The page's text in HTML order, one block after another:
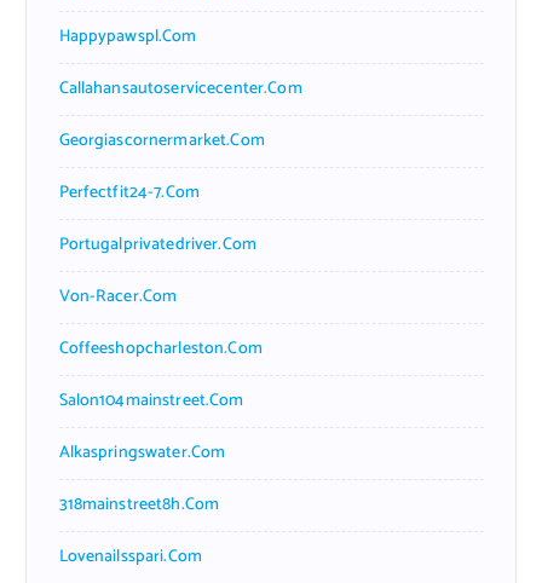
Happypawspl.com
Callahansautoservicecenter.com
Georgiascornermarket.com
Perfectfit24-7.com
Portugalprivatedriver.com
Von-Racer.com
Coffeeshopcharleston.com
Salon104mainstreet.com
Alkaspringswater.com
318mainstreet8h.com
Lovenailsspari.com